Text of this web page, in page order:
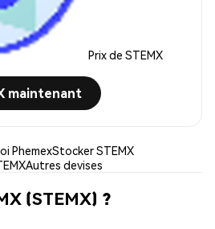
Prix de STEMX
maintenant
PhemexStocker STEMX
Autres devises
(STEMX) ?